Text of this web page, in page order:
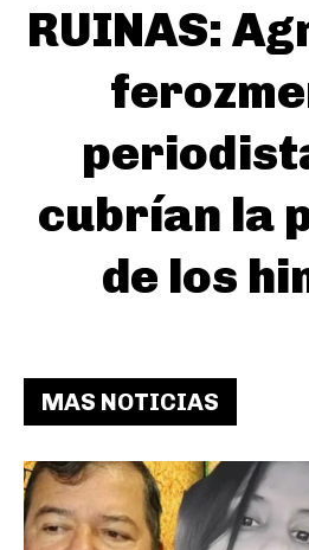
RUINAS:
cubrían la
de los
MAS NOTICIAS